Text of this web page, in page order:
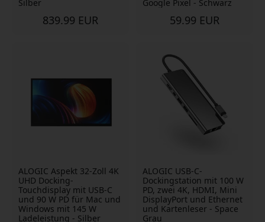
Silber
839.99 EUR
Google Pixel - Schwarz
59.99 EUR
ALOGIC Aspekt 32-Zoll 4K
UHD Docking-
Touchdisplay mit USB-C
und 90 W PD für Mac und
Windows mit 145 W
Ladeleistung - Silber
ALOGIC USB-C-
Dockingstation mit 100 W
PD, zwei 4K, HDMI, Mini
DisplayPort und Ethernet
und Kartenleser - Space
Grau